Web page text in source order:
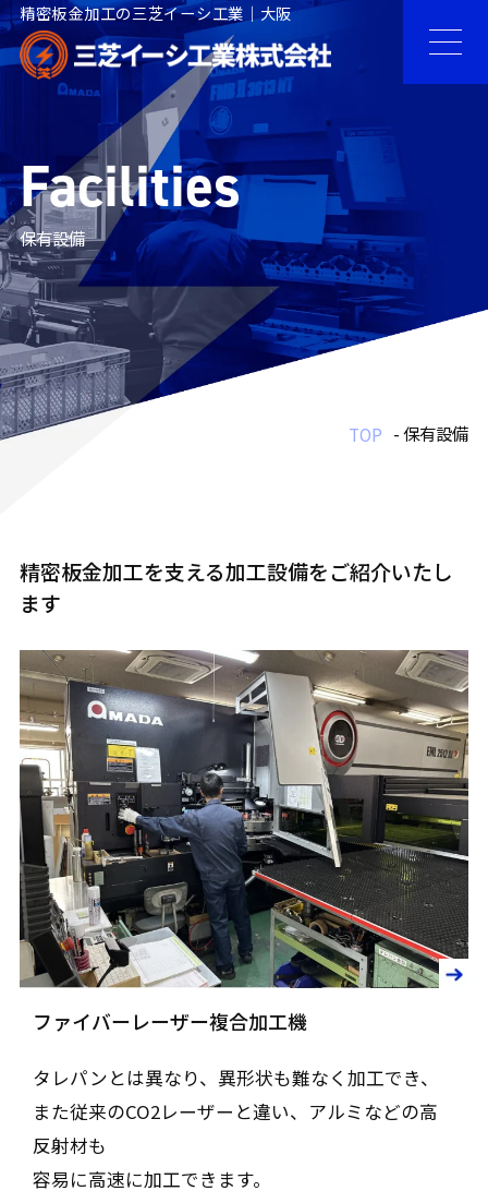
精密板金加工の三芝イーシ工業｜大阪
保有設備
Facilities
TOP - 保有設備
精密板金加工を支える加工設備をご紹介いたし
ます
ファイバーレーザー複合加工機
タレパンとは異なり、異形状も難なく加工でき、
また従来のCO2レーザーと違い、アルミなどの高
反射材も
容易に高速に加工できます。